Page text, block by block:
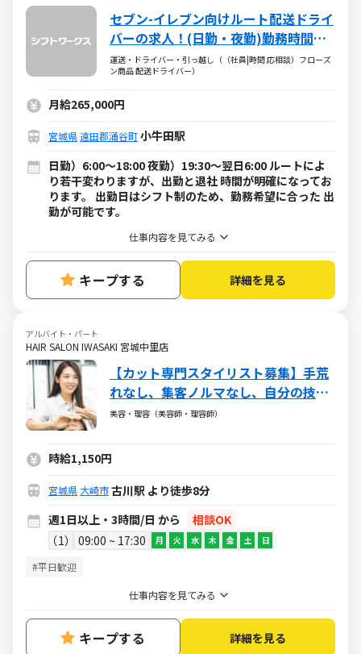
セブン-イレブン向けルート配送ドライ
バーの求人！(日勤・夜勤)勤務時間は
相談にのります！
運送・ドライバー・引っ越し（（社員|時間 応相談）フローズ
ン商品 配送ドライバー）
月給265,000円
宮城県遠田郡涌谷町小牛田駅
日勤）6:00～18:00 夜勤）19:30～翌日6:00 ルートによ
り若干変わりますが、出勤と退社 時間が明確になってお
ります。 出勤日はシフト制のため、勤務希望に合った 出
勤が可能です。
仕事内容を見てみる
キープする 詳細を見る
アルバイト・パート
HAIR SALON IWASAKI 宮城中里店
【カット専門スタイリスト募集】手荒
れなし、集客ノルマなし、自分の技術
を活かせる場所です
美容・理容（美容師・理容師）
時給1,150円
宮城県 大崎市古川駅 より徒歩8分
週1日以上・3時間/日 から
相談OK
1
09:00 ~ 17:30 月 火 水 木 金 土 日
#平日歓迎
仕事内容を見てみる
キープする 詳細を見る